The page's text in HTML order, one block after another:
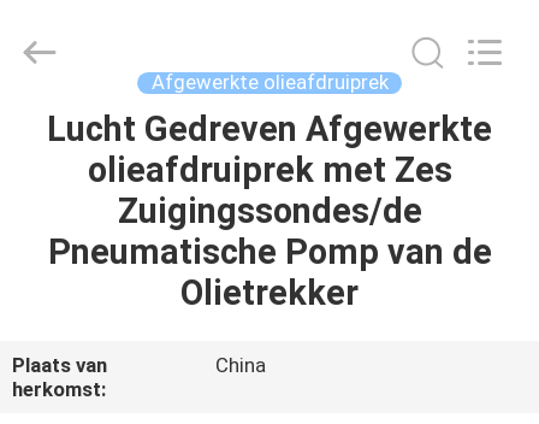
HUIS
PRODUCTEN
OVER
ONS
Afgewerkte olieafdruiprek
Lucht Gedreven Afgewerkte
olieafdruiprek met Zes
Zuigingssondes/de
Pneumatische Pomp van de
Olietrekker
Plaats van
herkomst:
China